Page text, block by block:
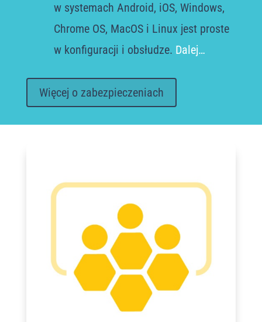
w systemach Android, iOS, Windows,
Chrome OS, MacOS i Linux jest proste
w konfiguracji i obsłudze. Dalej…
Więcej o zabezpieczeniach